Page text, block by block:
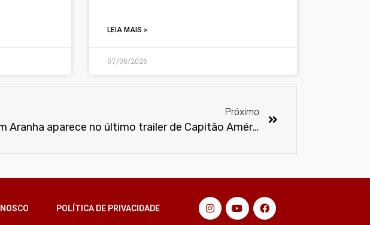
LEIA MAIS »
07/08/2026
Próximo
Homem Aranha aparece no último trailer de Capitão América: Guerra Civil
POLÍTICA DE PRIVACIDADE